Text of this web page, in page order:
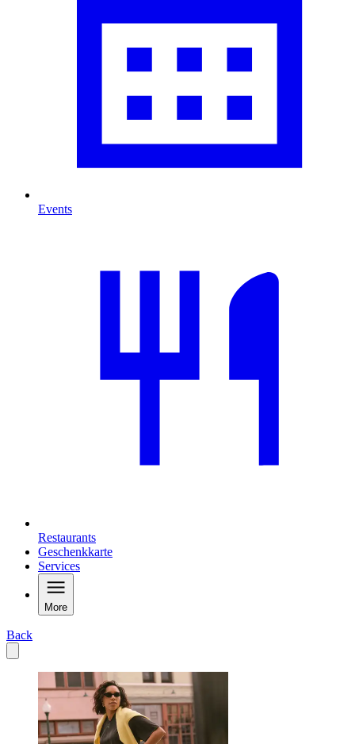
Events
Restaurants
Geschenkkarte
Services
More
Back